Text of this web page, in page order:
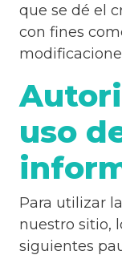
que se dé el
con fines
uso
Para utilizar
nuestro sitio,
siguientes